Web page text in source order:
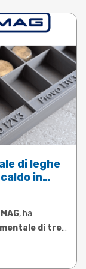
di leghe
in
, ha
di tre
stampaggio